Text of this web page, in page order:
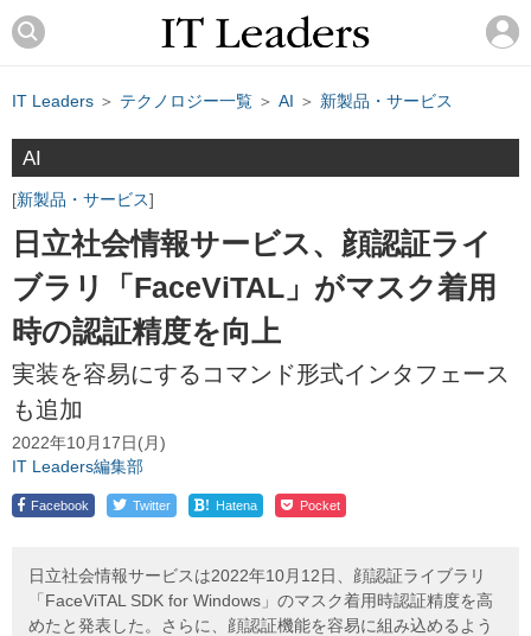
IT Leaders ＞ テクノロジー一覧 ＞ AI ＞ 新製品・サービス
AI
新製品・サービス
日立社会情報サービス、顔認証ライ
ブラリ「FaceViTAL」がマスク着用
時の認証精度を向上
実装を容易にするコマンド形式インタフェース
も追加
2022年10月17日(月)
IT Leaders編集部
Facebook Twitter ! Hatena Pocket
日立社会情報サービスは2022年10月12日、顔認証ライブラリ
「FaceViTAL SDK for Windows」のマスク着用時認証精度を高
めたと発表した。さらに、顔認証機能を容易に組み込めるよう